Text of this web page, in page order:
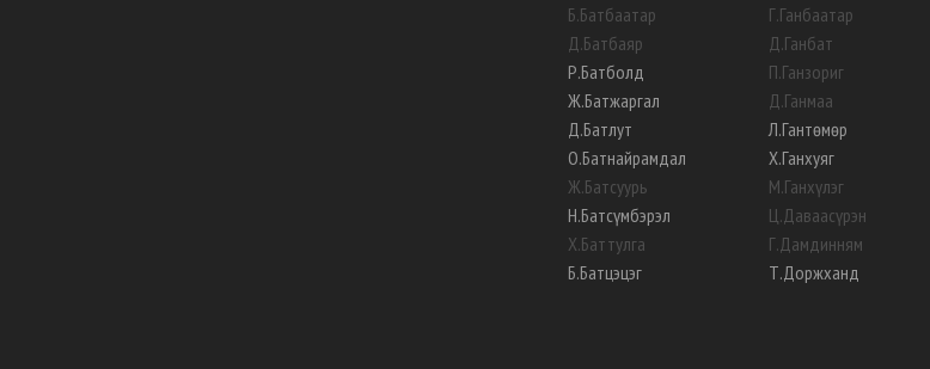
Б.Батбаатар
Д.Батбаяр
Р.Батболд
Ж.Батжаргал
Д.Батлут
О.Батнайрамдал
Ж.Батсуурь
Н.Батсүмбэрэл
Х.Баттулга
Б.Батцэцэг
Г.Ганбаатар
Д.Ганбат
П.Ганзориг
Д.Ганмаа
Л.Гантөмөр
Х.Ганхуяг
М.Ганхүлэг
Ц.Даваасүрэн
Г.Дамдинням
Т.Доржханд